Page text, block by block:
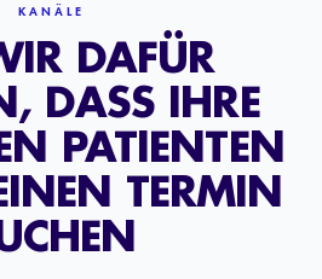
KANÄLE
DAFÜR
DASS IHRE
PATIENTEN
TERMIN